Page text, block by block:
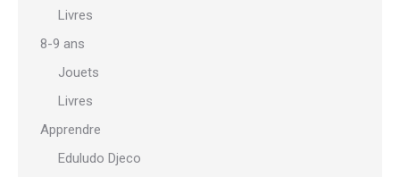
Livres
8-9 ans
Jouets
Livres
Apprendre
Eduludo Djeco